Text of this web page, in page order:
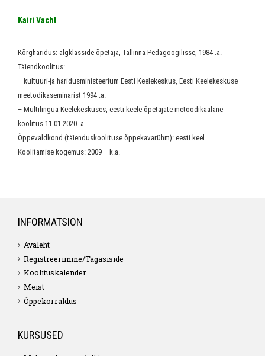
Kairi Vacht
Kõrgharidus: algklasside õpetaja, Tallinna Pedagoogilisse, 1984 .a.
Täiendkoolitus:
– kultuuri-ja haridusministeerium Eesti Keelekeskus, Eesti Keelekeskuse
meetodikaseminarist 1994 .a.
– Multilingua Keelekeskuses, eesti keele õpetajate metoodikaalane
koolitus 11.01.2020 .a.
Õppevaldkond (täienduskoolituse õppekavarühm): eesti keel.
Koolitamise kogemus: 2009 – k.a.
INFORMATSION
Avaleht
Registreerimine/Tagasiside
Koolituskalender
Meist
Õppekorraldus
KURSUSED